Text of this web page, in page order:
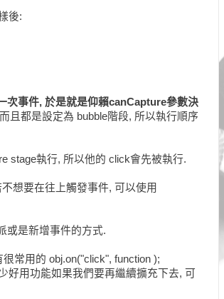
後:
次事件, 於是就是仰賴canCapture參數決
且都是設定為 bubble階段, 所以執行順序
stage執行, 所以他的 click會先被執行.
想要在往上觸發事件, 可以使用
或是新增事件的方式.
常用的 obj.on("click", function );
好用功能如果我們要再繼續擴充下去, 可